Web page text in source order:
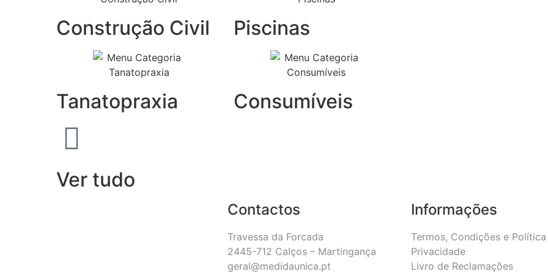
Construção Civil Piscinas
Tanatopraxia Consumíveis
Ver tudo
Contactos
Travessa da Forcada
2445-712 Calços – Martingança
geral@medidaunica.pt
Informações
Termos, Condições e
Privacidade
Livro de Reclamações